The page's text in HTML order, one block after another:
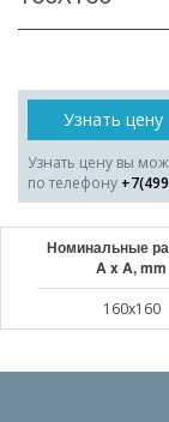
Узнать цену
Узнать цену вы
по телефону
Номинальные
A x A, mm
160x160